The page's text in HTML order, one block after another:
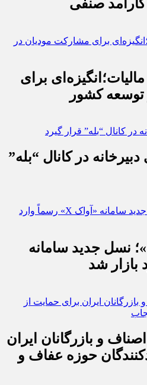
صنفی
برای
کشور
در کانال “بله”
نسل جدید سامانه
و بازرگانان ایران
حوزه عفاف و